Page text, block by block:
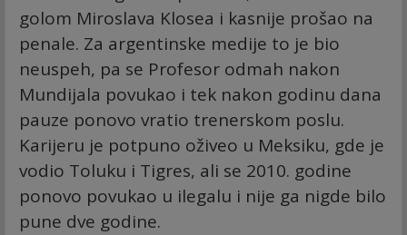
golom Miroslava Klosea i kasnije prošao na
penale. Za argentinske medije to je bio
neuspeh, pa se Profesor odmah nakon
Mundijala povukao i tek nakon godinu dana
pauze ponovo vratio trenerskom poslu.
Karijeru je potpuno oživeo u Meksiku, gde je
vodio Toluku i Tigres, ali se 2010. godine
ponovo povukao u ilegalu i nije ga nigde bilo
pune dve godine.